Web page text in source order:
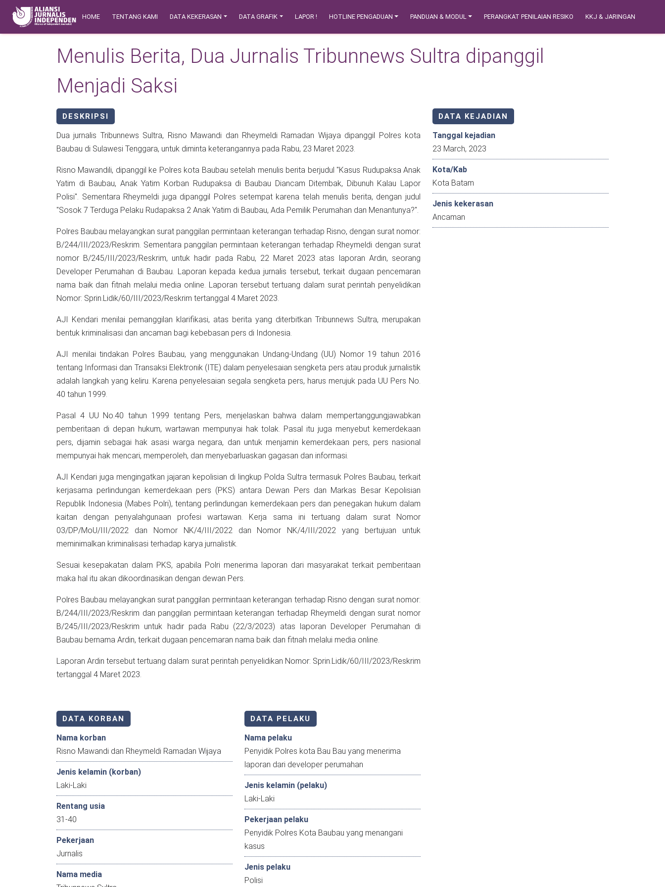
Skip to main content
Safety Corner
Main navigation
HOME TENTANG KAMI DATA KEKERASAN DATA GRAFIK LAPOR ! HOTLINE PENGADUAN PANDUAN & MODUL PERANGKAT PENILAIAN RESIKO KKJ & JARINGAN
Menulis Berita, Dua Jurnalis Tribunnews Sultra dipanggil
Menjadi Saksi
DESKRIPSI
Dua jurnalis Tribunnews Sultra, Risno Mawandi dan Rheymeldi Ramadan Wijaya dipanggil Polres kota
Baubau di Sulawesi Tenggara, untuk diminta keterangannya pada Rabu, 23 Maret 2023.
Risno Mawandili, dipanggil ke Polres kota Baubau setelah menulis berita berjudul "Kasus Rudupaksa Anak
Yatim di Baubau, Anak Yatim Korban Rudupaksa di Baubau Diancam Ditembak, Dibunuh Kalau Lapor
Polisi". Sementara Rheymeldi juga dipanggil Polres setempat karena telah menulis berita, dengan judul
"Sosok 7 Terduga Pelaku Rudapaksa 2 Anak Yatim di Baubau, Ada Pemilik Perumahan dan Menantunya?".
Polres Baubau melayangkan surat panggilan permintaan keterangan terhadap Risno, dengan surat nomor:
B/244/III/2023/Reskrim. Sementara panggilan permintaan keterangan terhadap Rheymeldi dengan surat
nomor B/245/III/2023/Reskrim, untuk hadir pada Rabu, 22 Maret 2023 atas laporan Ardin, seorang
Developer Perumahan di Baubau. Laporan kepada kedua jurnalis tersebut, terkait dugaan pencemaran
nama baik dan fitnah melalui media online. Laporan tersebut tertuang dalam surat perintah penyelidikan
Nomor: Sprin.Lidik/60/III/2023/Reskrim tertanggal 4 Maret 2023.
AJI Kendari menilai pemanggilan klarifikasi, atas berita yang diterbitkan Tribunnews Sultra, merupakan
bentuk kriminalisasi dan ancaman bagi kebebasan pers di Indonesia.
AJI menilai tindakan Polres Baubau, yang menggunakan Undang-Undang (UU) Nomor 19 tahun 2016
tentang Informasi dan Transaksi Elektronik (ITE) dalam penyelesaian sengketa pers atau produk jurnalistik
adalah langkah yang keliru. Karena penyelesaian segala sengketa pers, harus merujuk pada UU Pers No.
40 tahun 1999.
Pasal 4 UU No.40 tahun 1999 tentang Pers, menjelaskan bahwa dalam mempertanggungjawabkan
pemberitaan di depan hukum, wartawan mempunyai hak tolak. Pasal itu juga menyebut kemerdekaan
pers, dijamin sebagai hak asasi warga negara, dan untuk menjamin kemerdekaan pers, pers nasional
mempunyai hak mencari, memperoleh, dan menyebarluaskan gagasan dan informasi.
AJI Kendari juga mengingatkan jajaran kepolisian di lingkup Polda Sultra termasuk Polres Baubau, terkait
kerjasama perlindungan kemerdekaan pers (PKS) antara Dewan Pers dan Markas Besar Kepolisian
Republik Indonesia (Mabes Polri), tentang perlindungan kemerdekaan pers dan penegakan hukum dalam
kaitan dengan penyalahgunaan profesi wartawan. Kerja sama ini tertuang dalam surat Nomor
03/DP/MoU/III/2022 dan Nomor NK/4/III/2022 dan Nomor NK/4/III/2022 yang bertujuan untuk
meminimalkan kriminalisasi terhadap karya jurnalistik.
Sesuai kesepakatan dalam PKS, apabila Polri menerima laporan dari masyarakat terkait pemberitaan
maka hal itu akan dikoordinasikan dengan dewan Pers.
Polres Baubau melayangkan surat panggilan permintaan keterangan terhadap Risno dengan surat nomor:
B/244/III/2023/Reskrim dan panggilan permintaan keterangan terhadap Rheymeldi dengan surat nomor
B/245/III/2023/Reskrim untuk hadir pada Rabu (22/3/2023) atas laporan Developer Perumahan di
Baubau bernama Ardin, terkait dugaan pencemaran nama baik dan fitnah melalui media online.
Laporan Ardin tersebut tertuang dalam surat perintah penyelidikan Nomor: Sprin.Lidik/60/III/2023/Reskrim
tertanggal 4 Maret 2023.
DATA KEJADIAN
Tanggal kejadian
23 March, 2023
Kota/Kab
Kota Batam
Jenis kekerasan
Ancaman
DATA KORBAN
Nama korban
Risno Mawandi dan Rheymeldi Ramadan Wijaya
Jenis kelamin (korban)
Laki-Laki
Rentang usia
31-40
Pekerjaan
Jurnalis
Nama media
DATA PELAKU
Nama pelaku
Penyidik Polres kota Bau Bau yang menerima
laporan dari developer perumahan
Jenis kelamin (pelaku)
Laki-Laki
Pekerjaan pelaku
Penyidik Polres Kota Baubau yang menangani
kasus
Jenis pelaku
Polisi